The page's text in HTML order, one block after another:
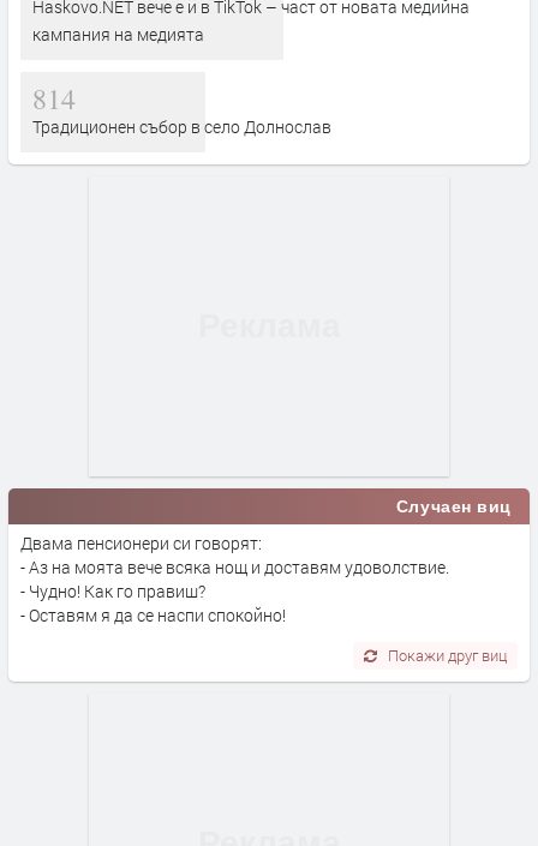
Haskovo.NET вече е и в TikTok – част от новата медийна
кампания на медията
814
Традиционен събор в село Долнослав
Случаен виц
Двама пенсионери си говорят:
- Аз на моята вече всяка нощ и доставям удоволствие.
- Чудно! Как го правиш?
- Оставям я да се наспи спокойно!
Покажи друг виц